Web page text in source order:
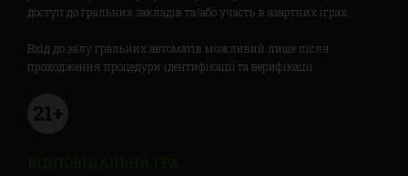
доступ до гральних закладів та/або участь в азартних іграх.
Вхід до залу гральних автоматів можливий лише після
проходження процедури ідентифікації та верифікації.